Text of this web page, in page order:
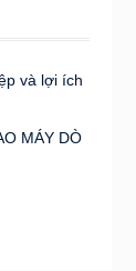
và lợi ích
MÁY DÒ